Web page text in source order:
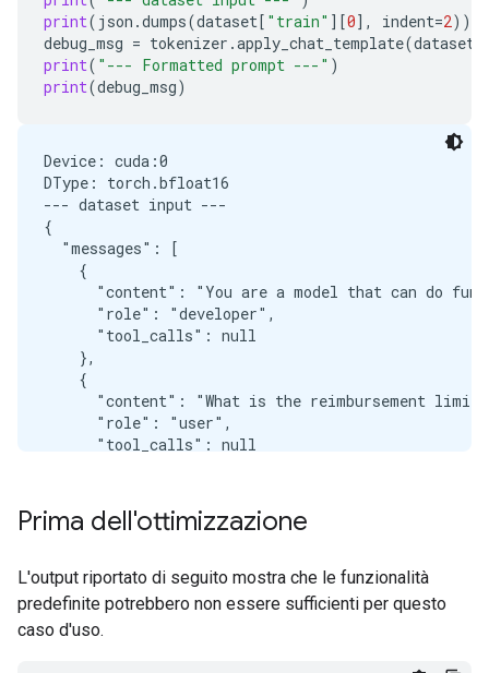
print( json .dumps(dataset[ "train" ][0], indent=2))
debug_msg = tokenizer .apply_chat_template(dataset
print( "--- Formatted prompt ---" )
print(debug_msg)
Device: cuda:0
DType: torch.bfloat16
--- dataset input ---
{
  "messages": [
    {
"content": "You are a model that can do
      "role": "developer",
      "tool_calls": null
    },
    {
"content": "What is the reimbursement limit
      "role": "user",
      "tool_calls": null
      "content": null,
      "role": "assistant",
        {
          "function": {
            "arguments": {
"query": "travel meal reimbursement
Prima dell'ottimizzazione
L'output riportato di seguito mostra che le funzionalità
predefinite potrebbero non essere sufficienti per questo
caso d'uso.